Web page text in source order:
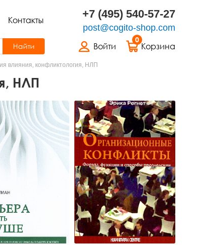
Контакты +7 (495) 540-57-27
post@cogito-shop.com
Войти
0
Корзина
Найти
влияния, конфликтология, НЛП
НЛП